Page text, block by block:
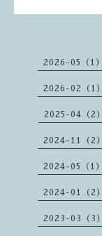
2026-05（1）
2026-02（1）
2025-04（2）
2024-11（2）
2024-05（1）
2024-01（2）
2023-03（3）